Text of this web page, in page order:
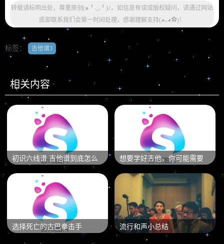
转载请标明出处，尊重原创(๑╹◡╹)ﾉ。如信息有误或版权疑问，请通过网站
底部联系我们会第一时间处理，感谢理解支持(◕ᴗ◕✿)！
标签： 吉他谱3
相关内容
初识六线谱 吉他谱到底怎么
想要学好吉他，你可能需要
选择死亡的古巴拳击手 流行和声小总结